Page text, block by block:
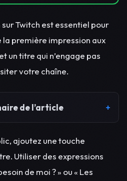
Twitch est essentiel pour
la première impression aux
un titre qui n’engage pas
votre chaîne.
de l’article
ajoutez une touche
Utiliser des expressions
de moi ? » ou « Les